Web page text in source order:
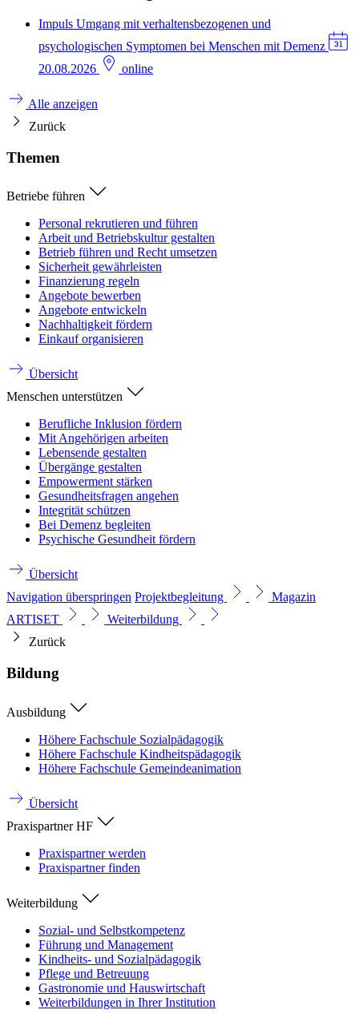
Impuls Umgang mit verhaltensbezogenen und
psychologischen Symptomen bei Menschen mit Demenz
20.08.2026
online
Alle anzeigen
Zurück
Themen
Betriebe führen
Personal rekrutieren und führen
Arbeit und Betriebskultur gestalten
Betrieb führen und Recht umsetzen
Sicherheit gewährleisten
Finanzierung regeln
Angebote bewerben
Angebote entwickeln
Nachhaltigkeit fördern
Einkauf organisieren
Übersicht
Menschen unterstützen
Berufliche Inklusion fördern
Mit Angehörigen arbeiten
Lebensende gestalten
Übergänge gestalten
Empowerment stärken
Gesundheitsfragen angehen
Integrität schützen
Bei Demenz begleiten
Psychische Gesundheit fördern
Übersicht
Navigation überspringen Projektbegleitung
Magazin
ARTISET
Weiterbildung
Zurück
Bildung
Ausbildung
Höhere Fachschule Sozialpädagogik
Höhere Fachschule Kindheitspädagogik
Höhere Fachschule Gemeindeanimation
Übersicht
Praxispartner HF
Praxispartner werden
Praxispartner finden
Weiterbildung
Sozial- und Selbstkompetenz
Führung und Management
Kindheits- und Sozialpädagogik
Pflege und Betreuung
Gastronomie und Hauswirtschaft
Weiterbildungen in Ihrer Institution